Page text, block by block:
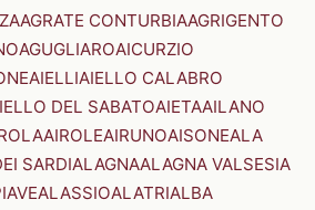
AGRATE CONTURBIAAGRIGENTO
AGUGLIAROAICURZIO
AIELLIAIELLO CALABRO
DEL SABATOAIETAAILANO
AIROLEAIRUNOAISONEALA
SARDIALAGNAALAGNA VALSESIA
ALASSIOALATRIALBA